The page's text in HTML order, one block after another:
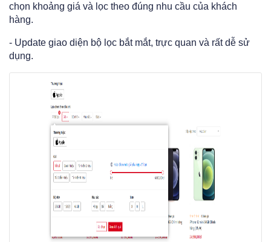
chọn khoảng giá và lọc theo đúng nhu cầu của khách
hàng.
- Update giao diện bộ lọc bắt mắt, trực quan và rất dễ sử
dụng.​